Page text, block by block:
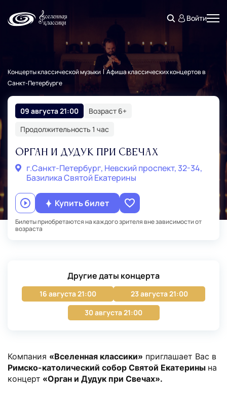
Войти
Концерты классической музыки
Афиша классических концертов в
Санкт‑Петербурге
09 августа 21:00
Продолжительность 1 час
Возраст 6+
Орган и Дудук при Свечах
г.Санкт‑Петербург, Невский проспект, 32-34,
Базилика Святой Екатерины
Купить билет
Билеты приобретаются на каждого зрителя вне зависимости от
возраста
Другие даты концерта
16 августа 21:00
23 августа 21:00
30 августа 21:00
Компания «Вселенная классики» приглашает Вас в
Римско-католический собор Святой Екатерины на
концерт «Орган и Дудук при Свечах».